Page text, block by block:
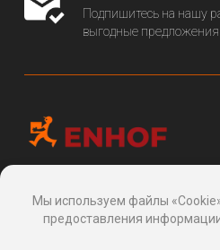
Подпишитесь на нашу
выгодные
, 24, Макаренко, Сочи,
край 354003, Россия
Мы используем файлы
предоставления